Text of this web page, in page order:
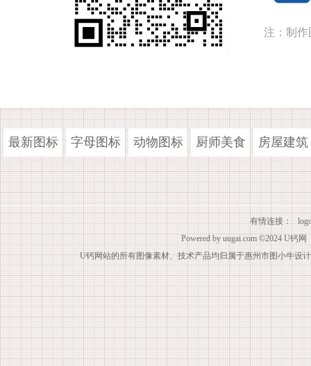
注：制作
最新图标 字母图标 动物图标 厨师美食 房屋建筑
有情连接：
Powered by uugai.com ©2024 U钙网
U钙网站的所有图像素材、技术产品均归属于惠州市图小牛设